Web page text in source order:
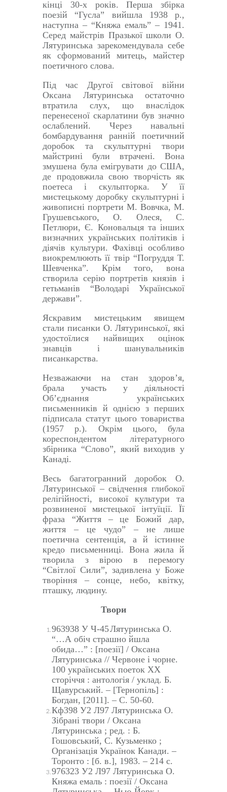
кінці 30-х років. Перша збірка
поезій “Гусла” вийшла 1938 р.,
наступна – “Княжа емаль” – 1941.
Серед майстрів Празької школи О.
Лятуринська зарекомендувала себе
як сформований митець, майстер
поетичного слова.
Під час Другої світової війни
Оксана Лятуринська остаточно
втратила слух, що внаслідок
перенесеної скарлатини був значно
ослаблений. Через навальні
бомбардування ранній поетичний
доробок та скульптурні твори
майстрині були втрачені. Вона
змушена була емігрувати до США,
де продовжила свою творчість як
поетеса і скульпторка. У її
мистецькому доробку скульптурні і
живописні портрети М. Вовчка, М.
Грушевського, О. Олеся, С.
Петлюри, Є. Коновальця та інших
визначних українських політиків і
діячів культури. Фахівці особливо
виокремлюють її твір “Погруддя Т.
Шевченка”. Крім того, вона
створила серію портретів князів і
гетьманів “Володарі Української
держави”.
Яскравим мистецьким явищем
стали писанки О. Лятуринської, які
удостоїлися найвищих оцінок
знавців і шанувальників
писанкарства.
Незважаючи на стан здоров’я,
брала участь у діяльності
Об’єднання українських
письменників й однією з перших
підписала статут цього товариства
(1957 р.). Окрім цього, була
кореспондентом літературного
збірника “Слово”, який виходив у
Канаді.
Весь багатогранний доробок О.
Лятуринської – свідчення глибокої
релігійності, високої культури та
розвиненої мистецької інтуїції. Її
фраза “Життя – це Божий дар,
життя – це чудо” – не лише
поетична сентенція, а й істинне
кредо письменниці. Вона жила й
творила з вірою в перемогу
“Світлої Сили”, задивлена у Боже
творіння – сонце, небо, квітку,
пташку, людину.
Твори
963938 У Ч-45Лятуринська О.
“…А обіч страшно йшла
обида…” : [поезії] / Оксана
Лятуринська // Червоне і чорне.
100 українських поеток XX
сторіччя : антологія / уклад. Б.
Щавурський. – [Тернопіль] :
Богдан, [2011]. – С. 50-60.
Кф398 У2 Л97 Лятуринська О.
Зібрані твори / Оксана
Лятуринська ; ред. : Б.
Гошовський, С. Кузьменко ;
Організація Українок Канади. –
Торонто : [б. в.], 1983. – 214 с.
976323 У2 Л97 Лятуринська О.
Княжа емаль : поезії / Оксана